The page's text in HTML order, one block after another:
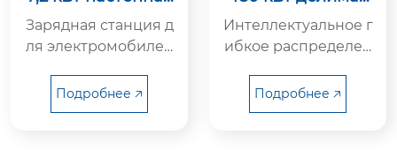
зарядная станци
я
Зарядная станция д
ля электромобилей
— удобная зарядка
дома
Подробнее 🡥
зарядная стойка
постоянного тока
Интеллектуальное г
ибкое распределен
ечивающее зарядку
различных типов эл
Подробнее 🡥